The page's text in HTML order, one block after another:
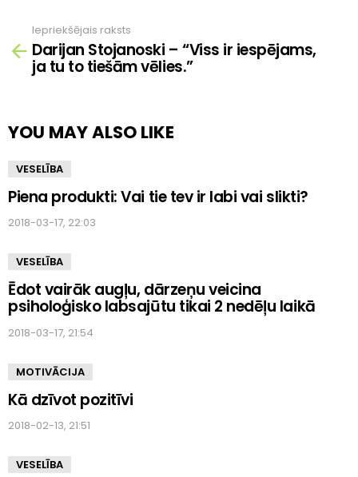
Skatīt
vairāk
Iepriekšējais raksts
Darijan Stojanoski – “Viss ir iespējams,
ja tu to tiešām vēlies.”
YOU MAY ALSO LIKE
VESELĪBA
Piena produkti: Vai tie tev ir labi vai slikti?
2018-03-17, 22:03
VESELĪBA
Ēdot vairāk augļu, dārzeņu veicina
psiholoģisko labsajūtu tikai 2 nedēļu laikā
2018-03-17, 21:54
MOTIVĀCIJA
Kā dzīvot pozitīvi
2018-02-13, 21:51
VESELĪBA